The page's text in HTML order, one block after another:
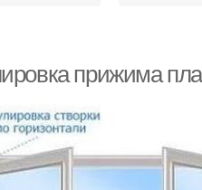
прижима